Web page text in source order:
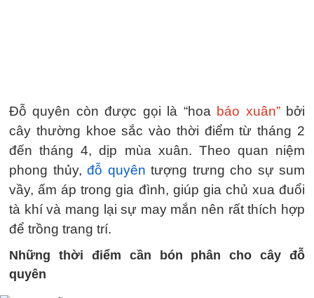
Đỗ quyên còn được gọi là “hoa báo xuân”bởi
cây thường khoe sắc vào thời điểm từ tháng 2
đến tháng 4, dịp mùa xuân. Theo quan niệm
phong thủy, đỗ quyên tượng trưng cho sự sum
vầy, ấm áp trong gia đình, giúp gia chủ xua đuổi
tà khí và mang lại sự may mắn nên rất thích hợp
để trồng trang trí.
Những thời điểm cần bón phân cho cây đỗ
quyên